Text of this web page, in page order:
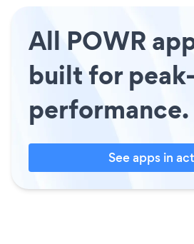
All POWR
built for peak-
performance.
See apps in